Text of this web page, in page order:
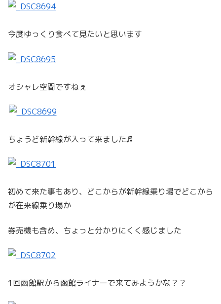
今度ゆっくり食べて見たいと思います
オシャレ空間ですねぇ
ちょうど新幹線が入って来ました♬
初めて来た事もあり、どこからが新幹線乗り場でどこから
が在来線乗り場か
券売機も含め、ちょっと分かりにくく感じました
1回函館駅から函館ライナーで来てみようかな？？